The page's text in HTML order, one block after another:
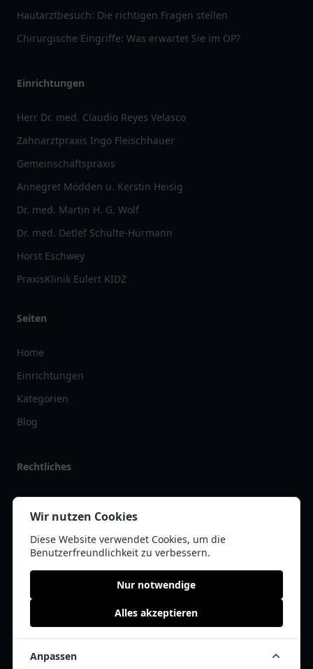
Hautarztbesuch: Die richtigen Fragen stellen
Chirurgische Eingriffe: Was erwartet Sie im OP?
Einrichtungen
Herr Dr. med. Claudio Reyes Velasco
Zahnarztpraxis Ingo Fleischhauer
Gemeinschaftspraxis
Annegret Mödden u. Kerstin Heisig
Dr. med. Martin H. G. Wolf
Dr. med. Detlef Schulte-Hürmann
Horst Eschwey
PraxisKlinik Eulert KIDZ
Seiten
Home
Einrichtungen
Kategorien
Blog
Rechtliches
Impressum
Datenschutz
Kontakt
© 2026 arztlist.de | Alle Rechte vorbehalten | * =Affiliate-Links /
Cookie Einwilligung anpassen
Wir nutzen Cookies
Diese Website verwendet Cookies, um die
Benutzerfreundlichkeit zu verbessern.
Nur notwendige
Alles akzeptieren
Anpassen